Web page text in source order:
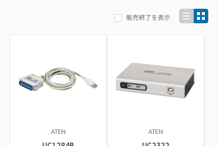
販売終了を表示
ATEN ATEN